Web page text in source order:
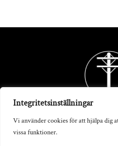
Integritetsinställningar
Vi använder cookies för att hjälpa dig
vissa funktioner.
To